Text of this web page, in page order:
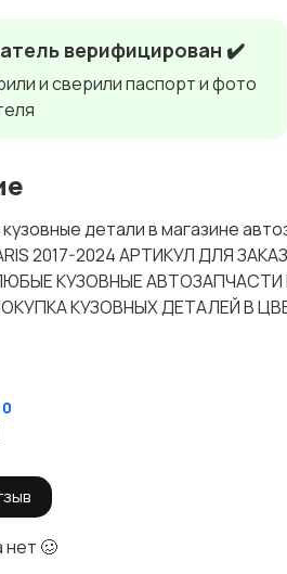
верифицирован ✔️
и сверили паспорт и фото
кузовные детали в магазине
2017-2024 АРТИКУЛ ДЛЯ
КУЗОВНЫЕ
КУЗОВНЫХ ДЕТАЛЕЙ В
0
нет 🥴